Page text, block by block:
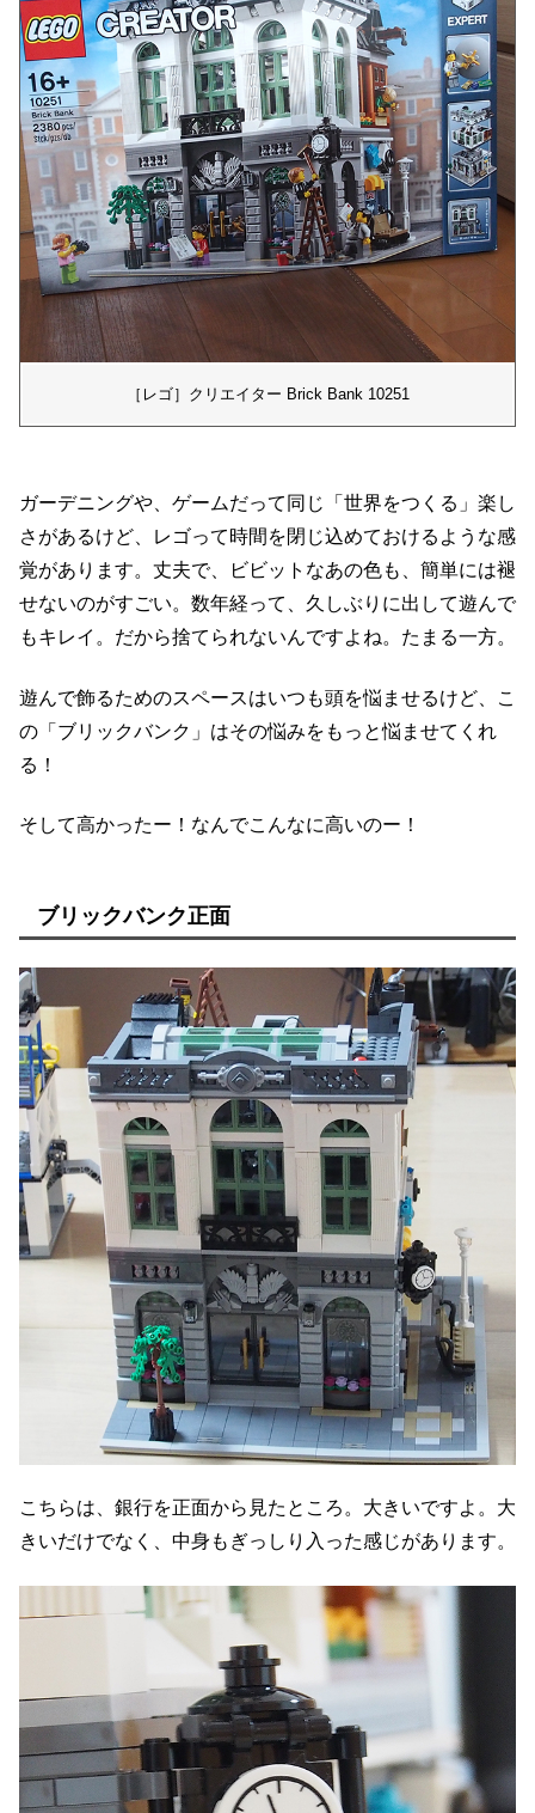
［レゴ］クリエイター Brick Bank 10251
ガーデニングや、ゲームだって同じ「世界をつくる」楽し
さがあるけど、レゴって時間を閉じ込めておけるような感
覚があります。丈夫で、ビビットなあの色も、簡単には褪
せないのがすごい。数年経って、久しぶりに出して遊んで
もキレイ。だから捨てられないんですよね。たまる一方。
遊んで飾るためのスペースはいつも頭を悩ませるけど、こ
の「ブリックバンク」はその悩みをもっと悩ませてくれ
る！
そして高かったー！なんでこんなに高いのー！
ブリックバンク正面
こちらは、銀行を正面から見たところ。大きいですよ。大
きいだけでなく、中身もぎっしり入った感じがあります。